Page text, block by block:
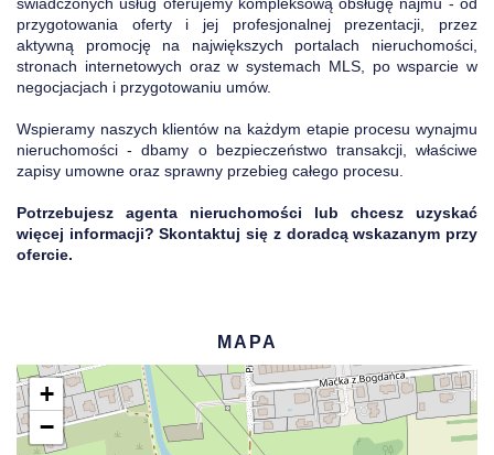
przygotowania oferty i jej profesjonalnej prezentacji, przez
aktywną promocję na największych portalach nieruchomości,
stronach internetowych oraz w systemach MLS, po wsparcie w
negocjacjach i przygotowaniu umów.
Wspieramy naszych klientów na każdym etapie procesu wynajmu
nieruchomości - dbamy o bezpieczeństwo transakcji, właściwe
zapisy umowne oraz sprawny przebieg całego procesu.
Potrzebujesz agenta nieruchomości lub chcesz uzyskać
więcej informacji? Skontaktuj się z doradcą wskazanym przy
ofercie.
MAPA
+
−